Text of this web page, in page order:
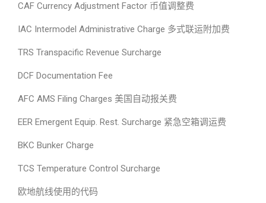
CAF Currency Adjustment Factor 币值调整费
IAC Intermodel Administrative Charge 多式联运附加费
TRS Transpacific Revenue Surcharge
DCF Documentation Fee
AFC AMS Filing Charges 美国自动报关费
EER Emergent Equip. Rest. Surcharge 紧急空箱调运费
BKC Bunker Charge
TCS Temperature Control Surcharge
欧地航线使用的代码